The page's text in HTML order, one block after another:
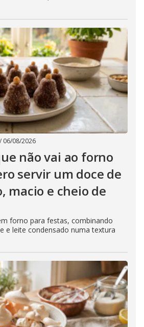
/ 06/08/2026
não vai ao forno
servir um doce de
macio e cheio de
forno para festas, combinando
e leite condensado numa textura